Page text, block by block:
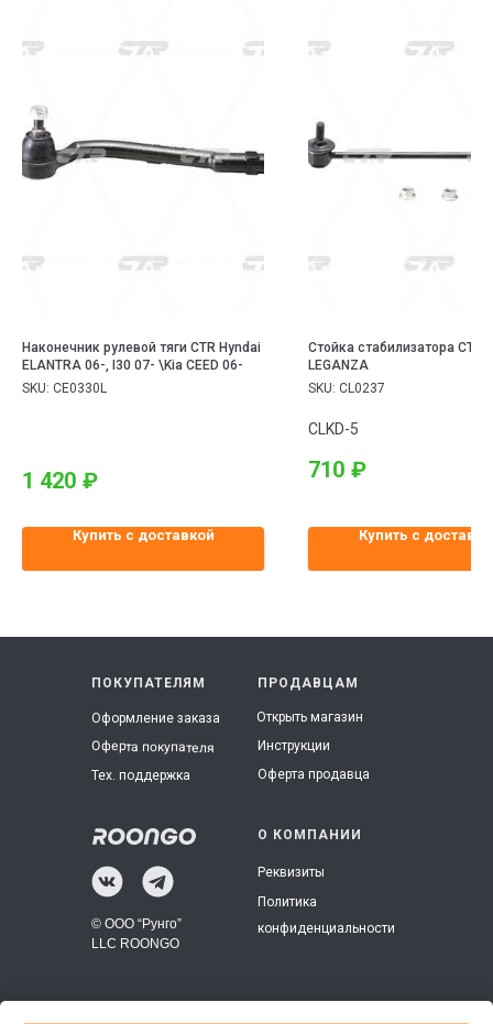
Наконечник рулевой тяги CTR Hyndai
ELANTRA 06-, I30 07- \Kia CEED 06-
SKU: CE0330L
1 420 ₽
Купить с доставкой
Стойка стабилизатора CTR
LEGANZA
SKU: CL0237
CLKD-5
710 ₽
Купить с
ПРОДАВЦАМ
Оферта продавца
Инструкции
Открыть магазин
ПОКУПАТЕЛЯМ
Тех. поддержка
Оферта покупателя
Оформление заказа
О КОМПАНИИ
Политика
конфиденциальности
Реквизиты
© ООО “Рунго”
LLC ROONGO